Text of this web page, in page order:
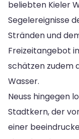
beliebten Kieler
Segelereignisse
Stränden und
Freizeitangebot
schätzen zudem
Wasser.
Neuss hingegen
Stadtkern, der
einer